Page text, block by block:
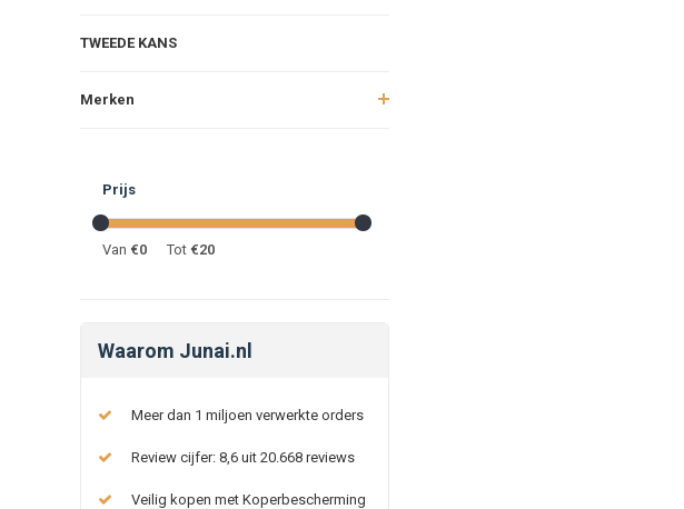
TWEEDE KANS
Merken
Prijs
Van €0 Tot €20
Waarom Junai.nl
Meer dan 1 miljoen verwerkte orders
Review cijfer: 8,6 uit 20.668 reviews
Veilig kopen met Koperbescherming